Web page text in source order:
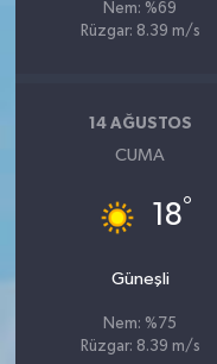
Nem: %69
Rüzgar: 8.39 m/s
14 AĞUSTOS
CUMA
18°
Güneşli
Nem: %75
Rüzgar: 8.39 m/s